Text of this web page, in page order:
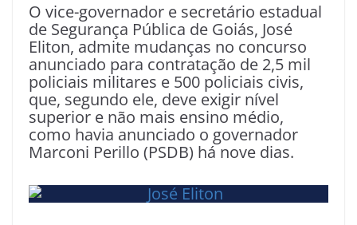
O vice-governador e secretário estadual
de Segurança Pública de Goiás, José
Eliton, admite mudanças no concurso
anunciado para contratação de 2,5 mil
policiais militares e 500 policiais civis,
que, segundo ele, deve exigir nível
superior e não mais ensino médio,
como havia anunciado o governador
Marconi Perillo (PSDB) há nove dias.